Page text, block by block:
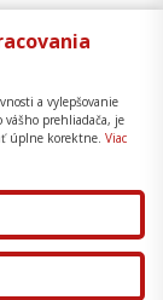
cookies
stránky
College,
a vylepšovanie
vášho prehliadača, je
úplne korektne. Viac